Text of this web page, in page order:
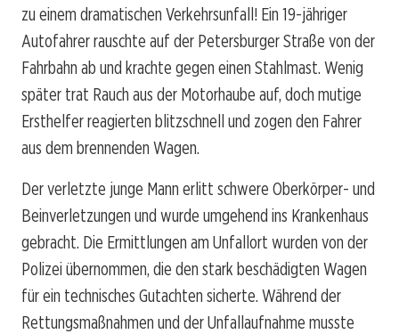
zu einem dramatischen Verkehrsunfall! Ein 19-jähriger
Autofahrer rauschte auf der Petersburger Straße von der
Fahrbahn ab und krachte gegen einen Stahlmast. Wenig
später trat Rauch aus der Motorhaube auf, doch mutige
Ersthelfer reagierten blitzschnell und zogen den Fahrer
aus dem brennenden Wagen.
Der verletzte junge Mann erlitt schwere Oberkörper- und
Beinverletzungen und wurde umgehend ins Krankenhaus
gebracht. Die Ermittlungen am Unfallort wurden von der
Polizei übernommen, die den stark beschädigten Wagen
für ein technisches Gutachten sicherte. Während der
Rettungsmaßnahmen und der Unfallaufnahme musste